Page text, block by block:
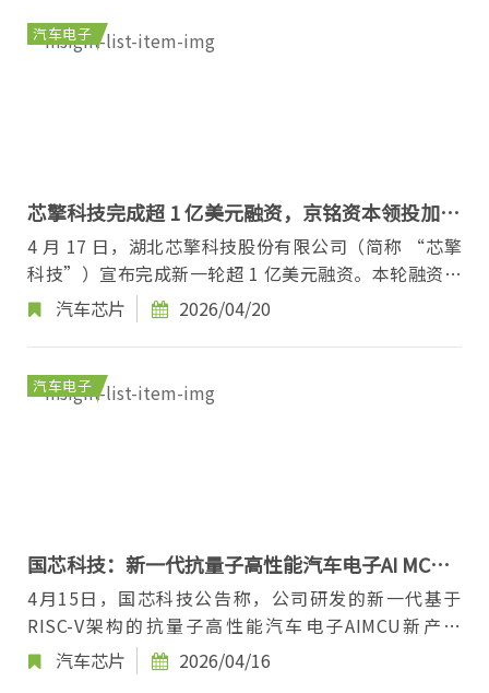
汽车电子
芯擎科技完成超 1 亿美元融资，京铭资本领投加码
车规芯片赛道
4 月 17 日，湖北芯擎科技股份有限公司（简称 “芯擎
科技”）宣布完成新一轮超 1 亿美元融资。本轮融资由
京铭资本联合领投，宇通集团、重庆渝富高精尖产...
汽车芯片 2026/04/20
汽车电子
国芯科技：新一代抗量子高性能汽车电子AI MCU
内部测试成功
4月15日，国芯科技公告称，公司研发的新一代基于
RISC-V架构的抗量子高性能汽车电子AIMCU新产品
CCRC4XXX(原CCFC3009PT)于近日在公司内部测试中
汽车芯片 2026/04/16